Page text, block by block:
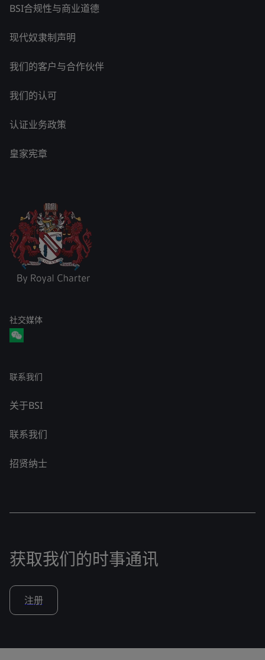
BSI合规性与商业道德
现代奴隶制声明
我们的客户与合作伙伴
我们的认可
认证业务政策
皇家宪章
社交媒体
联系我们
关于BSI
联系我们
招贤纳士
获取我们的时事通讯
注册